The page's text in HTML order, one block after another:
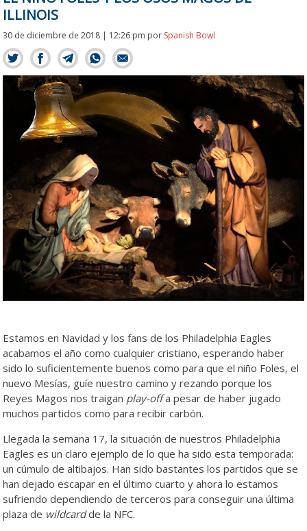
ILLINOIS
30 de diciembre de 2018 | 12:26 pm por Spanish Bowl
Estamos en Navidad y los fans de los Philadelphia Eagles
acabamos el año como cualquier cristiano, esperando haber
sido lo suficientemente buenos como para que el niño Foles, el
nuevo Mesías, guíe nuestro camino y rezando porque los
Reyes Magos nos traigan play-offa pesar de haber jugado
muchos partidos como para recibir carbón.
Llegada la semana 17, la situación de nuestros Philadelphia
Eagles es un claro ejemplo de lo que ha sido esta temporada:
un cúmulo de altibajos. Han sido bastantes los partidos que se
han dejado escapar en el último cuarto y ahora lo estamos
sufriendo dependiendo de terceros para conseguir una última
plaza de wildcardde la NFC.